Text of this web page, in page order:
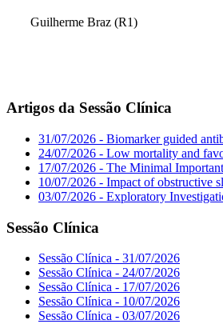
Guilherme Braz (R1)
Artigos da Sessão Clínica
31/07/2026 - Biomarker guided
24/07/2026 - Low mortality and
17/07/2026 - The Minimal
10/07/2026 - Impact of obstructive
03/07/2026 - Exploratory
Sessão Clínica
Sessão Clínica - 31/07/2026
Sessão Clínica - 24/07/2026
Sessão Clínica - 17/07/2026
Sessão Clínica - 10/07/2026
Sessão Clínica - 03/07/2026